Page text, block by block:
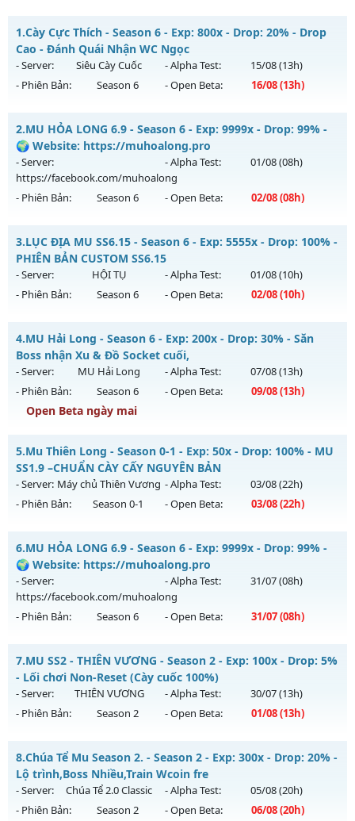
1.Cày Cực Thích - Season 6 - Exp: 800x - Drop: 20% - Drop
Cao - Đánh Quái Nhận WC Ngọc
- Server: Siêu Cày Cuốc - Alpha Test: 15/08(13h)
- Phiên Bản:
Season 6 - Open Beta: 16/08(13h)
Cày Cực Thích - Drop Cao - Đánh Quái Nhận WC Ngọc
Mu mới ra tháng 08 2026 - Mở máy chủ
13h ngày 16/08/2626
Exp: 800x - Drop: 20%
Antihack: BDC
2.MU HỎA LONG 6.9 - Season 6 - Exp: 9999x - Drop: 99% -
🌍 Website: https://muhoalong.pro
- Server:
https://facebook.com/muhoalong
- Alpha Test: 01/08(08h)
- Phiên Bản: Season 6 - Open Beta: 02/08(08h)
Mu mới ra tháng 08 2026 - Mở máy chủ
https://facebook.com/muhoalongvào 08h ngày
02/08/2626
Kiểu reset: Non Reset
Thể loại: Mu Nguyên bản Webzen
Antihack: XShield
3.LỤC ĐỊA MU SS6.15 - Season 6 - Exp: 5555x - Drop: 100% -
PHIÊN BẢN CUSTOM SS6.15
- Server: HỘI TỤ - Alpha Test: 01/08(10h)
- Phiên Bản:
Season 6 - Open Beta: 02/08(10h)
LỤC ĐỊA MU SS6.15 - PHIÊN BẢN CUSTOM SS6.15
Mu mới ra tháng 08 2026 - Mở máy chủ
ngày 02/08/2626
Exp: 5555x - Drop: 100%
Kiểu reset: Reset In Game
Antihack: SPK
4.MU Hải Long - Season 6 - Exp: 200x - Drop: 30% - Săn
Boss nhận Xu & Đồ Socket cuối,
- Server: MU Hải Long - Alpha Test: 07/08(13h)
- Phiên Bản:
Season 6 - Open Beta: 09/08(13h)
Open Beta ngày mai
MU Hải Long - Săn Boss nhận Xu & Đồ Socket cuối,
Mu mới ra tháng 08 2026 - Mở máy chủ
13h ngày 09/08/2626
Exp: 200x - Drop: 30%
Thể loại: Mu Nguyên bản Webzen
Antihack: VietGuard
5.Mu Thiên Long - Season 0-1 - Exp: 50x - Drop: 100% - MU
SS1.9 –CHUẨN CÀY CẤY NGUYÊN BẢN
- Server: Máy chủ Thiên Vương - Alpha Test: 03/08(22h)
- Phiên Bản:
Season 0-1 - Open Beta: 03/08(22h)
Mu Thiên Long - MU SS1.9 –CHUẨN CÀY CẤY NGUYÊN BẢN
Mu mới ra tháng 08 2026 - Mở máy chủ
Vương vào 22h ngày 03/08/2626
Exp: 50x - Drop: 100%
Thể loại: Mu Nguyên bản Webzen
Antihack: Gameguard
6.MU HỎA LONG 6.9 - Season 6 - Exp: 9999x - Drop: 99% -
🌍 Website: https://muhoalong.pro
- Server:
https://facebook.com/muhoalong
- Alpha Test: 31/07(08h)
- Phiên Bản: Season 6 - Open Beta: 31/07(08h)
MU HỎA LONG 6.9 - 🌍 Website: https://muhoalong.pro
Mu mới ra tháng 07 2026 - Mở máy chủ
https://facebook.com/muhoalongvào 08h ngày
31/07/2626
Kiểu reset: Non Reset
Thể loại: Mu Nguyên bản Webzen
Antihack: Xshiel
7.MU SS2 - THIÊN VƯƠNG - Season 2 - Exp: 100x - Drop: 5%
- Lối chơi Non-Reset (Cày cuốc 100%)
- Server: THIÊN VƯƠNG - Alpha Test: 30/07(13h)
- Phiên Bản:
Season 2 - Open Beta: 01/08(13h)
MU SS2 - THIÊN VƯƠNG - Lối chơi Non-Reset (Cày cuốc
100%)
Mu mới ra tháng 08 2026 - Mở máy chủ
THIÊN VƯƠNG
13h ngày 01/08/2626
8.Chúa Tể Mu Season 2. - Season 2 - Exp: 300x - Drop: 20% -
Lộ trình,Boss Nhiều,Train Wcoin fre
- Server: Chúa Tể 2.0 Classic - Alpha Test: 05/08(20h)
- Phiên Bản:
Season 2 - Open Beta: 06/08(20h)